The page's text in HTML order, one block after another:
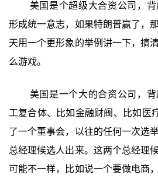
美国是个超级大合资公司，
形成统一意志，如果特朗普赢了，
天用一个更形象的举例讲一下，搞
么游戏。
美国是一个大的合资公司，
工复合体、比如金融财阀、比如医
了一个董事会，以往的任何一次选
总经理候选人出来。这两个总经理
可能不一样，比如说一个要做电商